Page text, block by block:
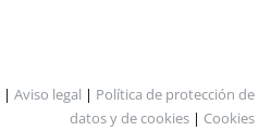
| Aviso legal | Política de protección de
datos y de cookies | Cookies